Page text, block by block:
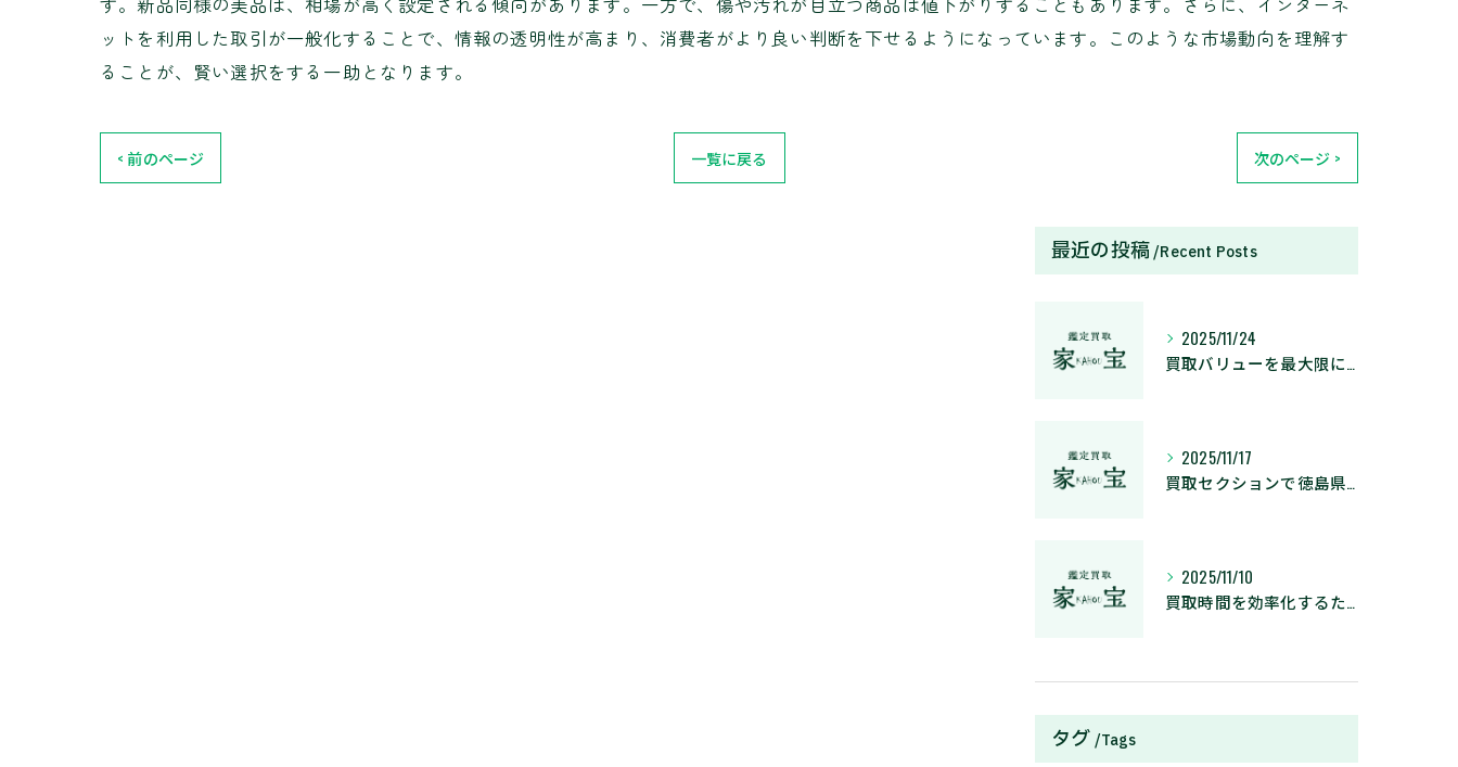
ットを利用した取引が一般化することで、情報の透明性が高まり、消費者がより良い判断を下せるようになっています。このような市場動向を理解す
ることが、賢い選択をする一助となります。
< 前のページ 一覧に戻る 次のページ >
最近の投稿 Recent Posts
2025/11/24
買取バリューを最大限に引き出す賢い買取のポイントと活用術
2025/11/17
買取セクションで徳島県板野郡板野町の住所情報とサービス活用のポイント徹底解説
2025/11/10
買取時間を効率化するための査定の流れとスムーズな準備術
タグ Tags